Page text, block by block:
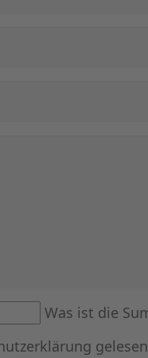
Was ist die
gelesen